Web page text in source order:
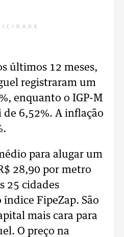
últimos 12 meses,
registraram um
enquanto o IGP-M
6,52%. A inflação
para alugar um
28,90 por metro
25 cidades
FipeZap. São
mais cara para
O preço na